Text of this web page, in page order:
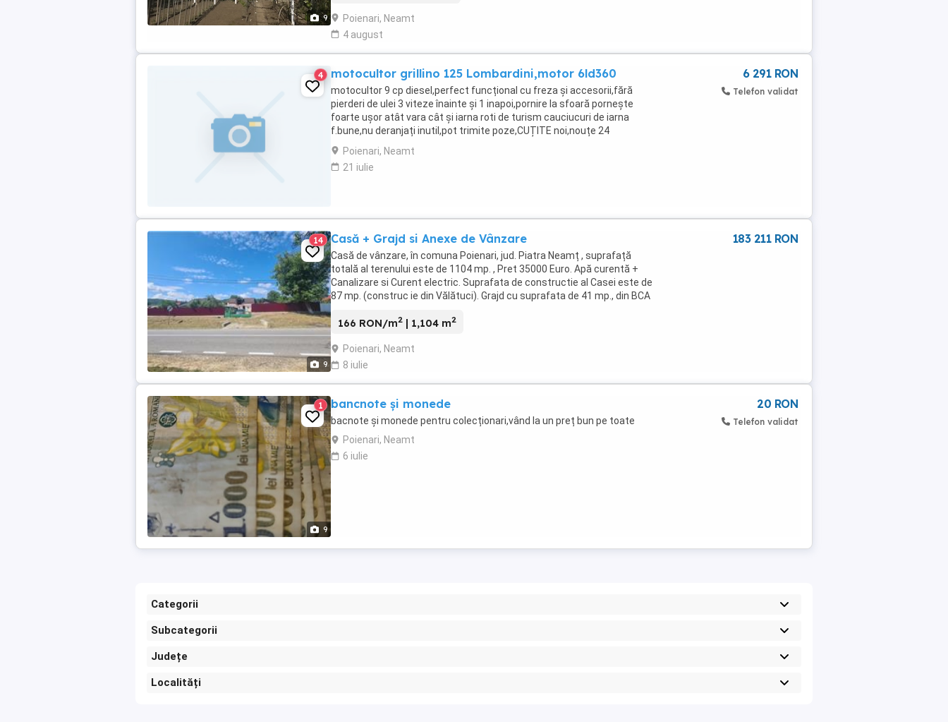
9
Poienari, Neamt
4 august
4 motocultor grillino 125 Lombardini,motor 6ld360
motocultor 9 cp diesel,perfect funcțional cu freza și accesorii,fără
pierderi de ulei 3 viteze înainte și 1 inapoi,pornire la sfoară pornește
foarte ușor atât vara cât și iarna roti de turism cauciucuri de iarna
f.bune,nu deranjați inutil,pot trimite poze,CUȚITE noi,nouțe 24
bucăți,freza reglabila de ...
Poienari, Neamt
21 iulie
6 291 RON
Telefon validat
9
14 Casă + Grajd si Anexe de Vânzare
Casă de vânzare, în comuna Poienari, jud. Piatra Neamț , suprafață
totală al terenului este de 1104 mp. , Pret 35000 Euro. Apă curentă +
Canalizare si Curent electric. Suprafata de constructie al Casei este de
87 mp. (construc ie din Vălătuci). Grajd cu suprafata de 41 mp., din BCA
166 RON/m2 | 1,104 m2
Poienari, Neamt
8 iulie
183 211 RON
9
1 bancnote și monede
bacnote și monede pentru colecționari,vând la un preț bun pe toate
Poienari, Neamt
6 iulie
20 RON
Telefon validat
Categorii
Subcategorii
Județe
Localități